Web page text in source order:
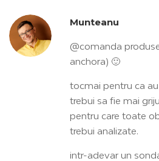
Munteanu
@comanda
anchora) 🙂
tocmai pentru ca
trebui sa fie mai
pentru care toate
trebui analizate.
intr-adevar un